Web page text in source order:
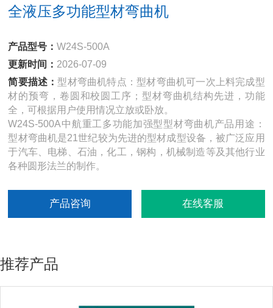
全液压多功能型材弯曲机
产品型号：W24S-500A
更新时间： 2026-07-09
简要描述：型材弯曲机特点：型材弯曲机可一次上料完成型
材的预弯，卷圆和校圆工序；型材弯曲机结构先进，功能
全，可根据用户使用情况立放或卧放。
W24S-500A中航重工多功能加强型型材弯曲机产品用途：
型材弯曲机是21世纪较为先进的型材成型设备，被广泛应用
于汽车、电梯、石油，化工，钢构，机械制造等及其他行业
各种圆形法兰的制作。
产品咨询 在线客服
推荐产品